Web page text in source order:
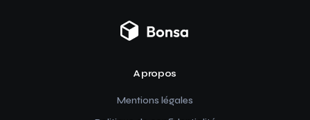
A propos
Mentions légales